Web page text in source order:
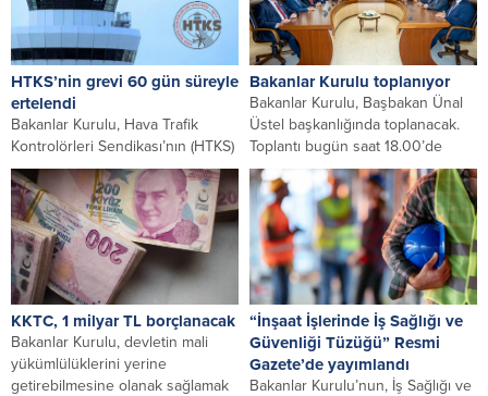
HTKS’nin grevi 60 gün süreyle
ertelendi
Bakanlar Kurulu, Hava Trafik
Kontrolörleri Sendikası’nın (HTKS)
bugün Ercan Hava Trafik Kontrol
Şubesi, Kule Kontrol...
Bakanlar Kurulu toplanıyor
Bakanlar Kurulu, Başbakan Ünal
Üstel başkanlığında toplanacak.
Toplantı bugün saat 18.00’de
başlayacak.
KKTC, 1 milyar TL borçlanacak
Bakanlar Kurulu, devletin mali
yükümlülüklerini yerine
getirebilmesine olanak sağlamak
“İnşaat İşlerinde İş Sağlığı ve
Güvenliği Tüzüğü” Resmi
Gazete’de yayımlandı
Bakanlar Kurulu’nun, İş Sağlığı ve